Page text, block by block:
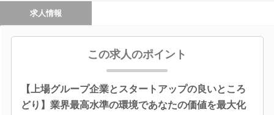
求人情報
この求人のポイント
【上場グループ企業とスタートアップの良いところ
どり】業界最高水準の環境であなたの価値を最大化